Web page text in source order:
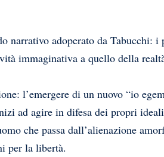
adoperato da Tabucchi:
immaginativa a quello della
l’emergere di un nuovo “io
ad agire in difesa dei propri
che passa dall’alienazione
per la libertà.